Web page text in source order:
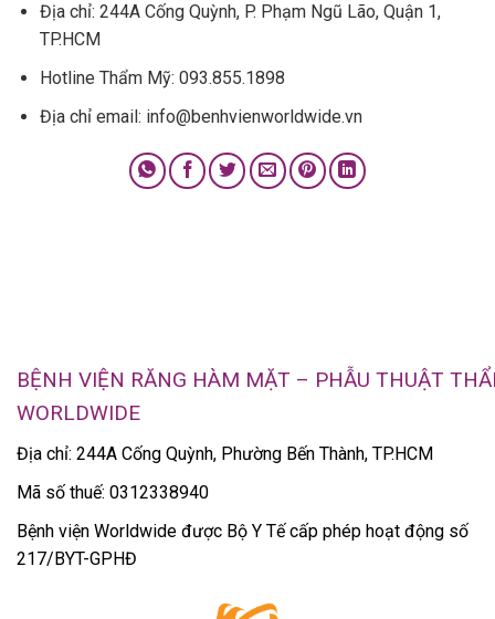
Địa chỉ: 244A Cống Quỳnh, P. Phạm Ngũ Lão, Quận 1,
TP.HCM
Hotline Thẩm Mỹ: 093.855.1898
Địa chỉ email: info@benhvienworldwide.vn
BỆNH VIỆN RĂNG HÀM MẶT – PHẪU THUẬT
WORLDWIDE
Địa chỉ: 244A Cống Quỳnh, Phường Bến Thành, TP.HCM
Mã số thuế: 0312338940
Bệnh viện Worldwide được Bộ Y Tế cấp phép hoạt động số
217/BYT-GPHĐ